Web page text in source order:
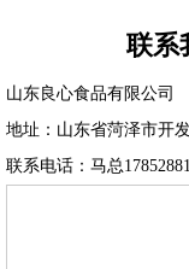
联系
山东良心食品有限公司
地址：山东省菏泽市开
联系电话：马总